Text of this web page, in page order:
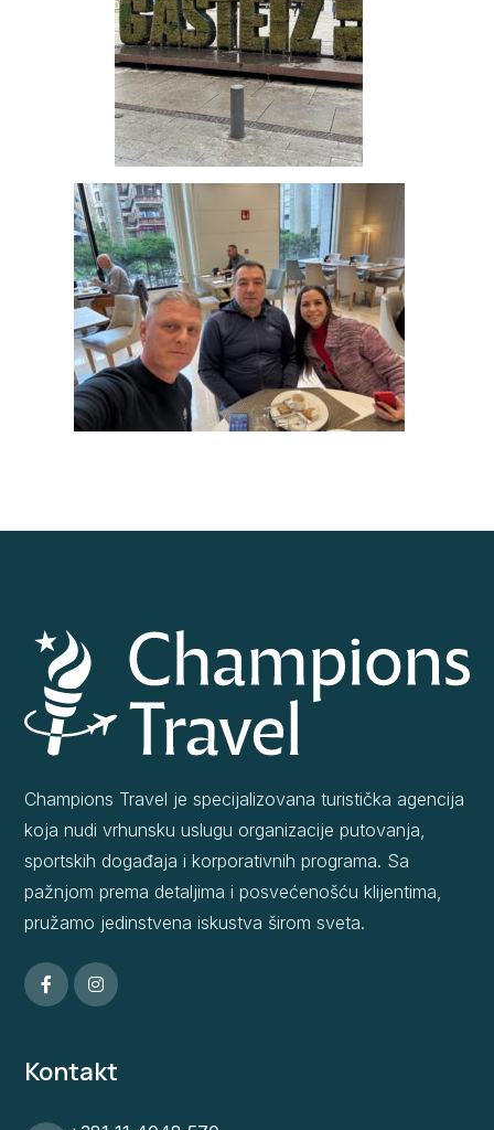
Champions Travel je specijalizovana turistička agencija
koja nudi vrhunsku uslugu organizacije putovanja,
sportskih događaja i korporativnih programa. Sa
pažnjom prema detaljima i posvećenošću klijentima,
pružamo jedinstvena iskustva širom sveta.
Kontakt